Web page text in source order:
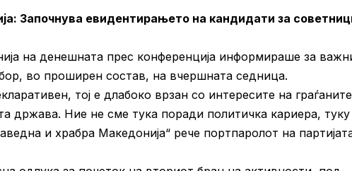
Започнува евидентирањето на кандидати за
на денешната прес конференција информираше за
во проширен состав, на вчершната седница.
тој е длабоко врзан со интересите на
држава. Ние не сме тука поради политичка кариера, туку
и храбра Македонија“ рече портпаролот на